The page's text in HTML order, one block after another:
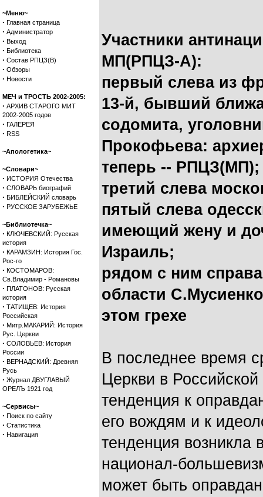
~Меню~
· Главная страница
· Администратор
· Выход
· Библиотека
· Состав РПЦЗ(В)
· Обзоры
· Новости
МЕЧ и ТРОСТЬ 2002-2005:
· АРХИВ СТАРОГО МИТ
2002-2005 годов
· ГАЛЕРЕЯ
· RSS
~Апологетика~
~Словари~
· ИСТОРИЯ Отечества
· СЛОВАРЬ биографий
· БИБЛЕЙСКИЙ словарь
· РУССКОЕ ЗАРУБЕЖЬЕ
~Библиотечка~
· КЛЮЧЕВСКИЙ: Русская
история
· КАРАМЗИН: История Гос.
Рос-го
· КОСТОМАРОВ:
Св.Владимир - Романовы
· ПЛАТОНОВ: Русская
история
· ТАТИЩЕВ: История
Российская
· Митр.МАКАРИЙ: История
Рус. Церкви
· СОЛОВЬЕВ: История
России
· ВЕРНАДСКИЙ: Древняя
Русь
· Журнал ДВУГЛАВЫЙ
ОРЕЛЪ 1921 год
~Сервисы~
· Поиск по сайту
· Статистика
· Навигация
Участники
МП(РПЦЗ-А):
первый слева из
13-й, бывший
содомита,
Прокофьева:
теперь -- РПЦЗ(МП);
третий слева
пятый слева
имеющий жену и
Израиль;
рядом с ним
области
этом грехе
В последнее время
Церкви в
тенденция к
его вождям и к
тенденция возникла
национал-
может быть